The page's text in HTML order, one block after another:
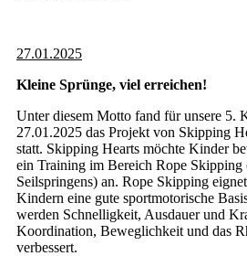
27.01.2025
Kleine Sprünge, viel erreichen!
Unter diesem Motto fand für unsere 5.
27.01.2025 das Projekt von Skipping
statt. Skipping Hearts möchte Kinder
ein Training im Bereich Rope Skipping
Seilspringens) an. Rope Skipping
Kindern eine gute sportmotorische
werden Schnelligkeit, Ausdauer und
Koordination, Beweglichkeit und das
verbessert.